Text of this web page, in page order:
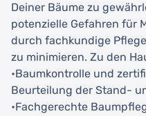
Deiner Bäume zu
potenzielle Gefahren für
durch fachkundige
zu minimieren. Zu den
•Baumkontrolle und
Beurteilung der Stand-
•Fachgerechte